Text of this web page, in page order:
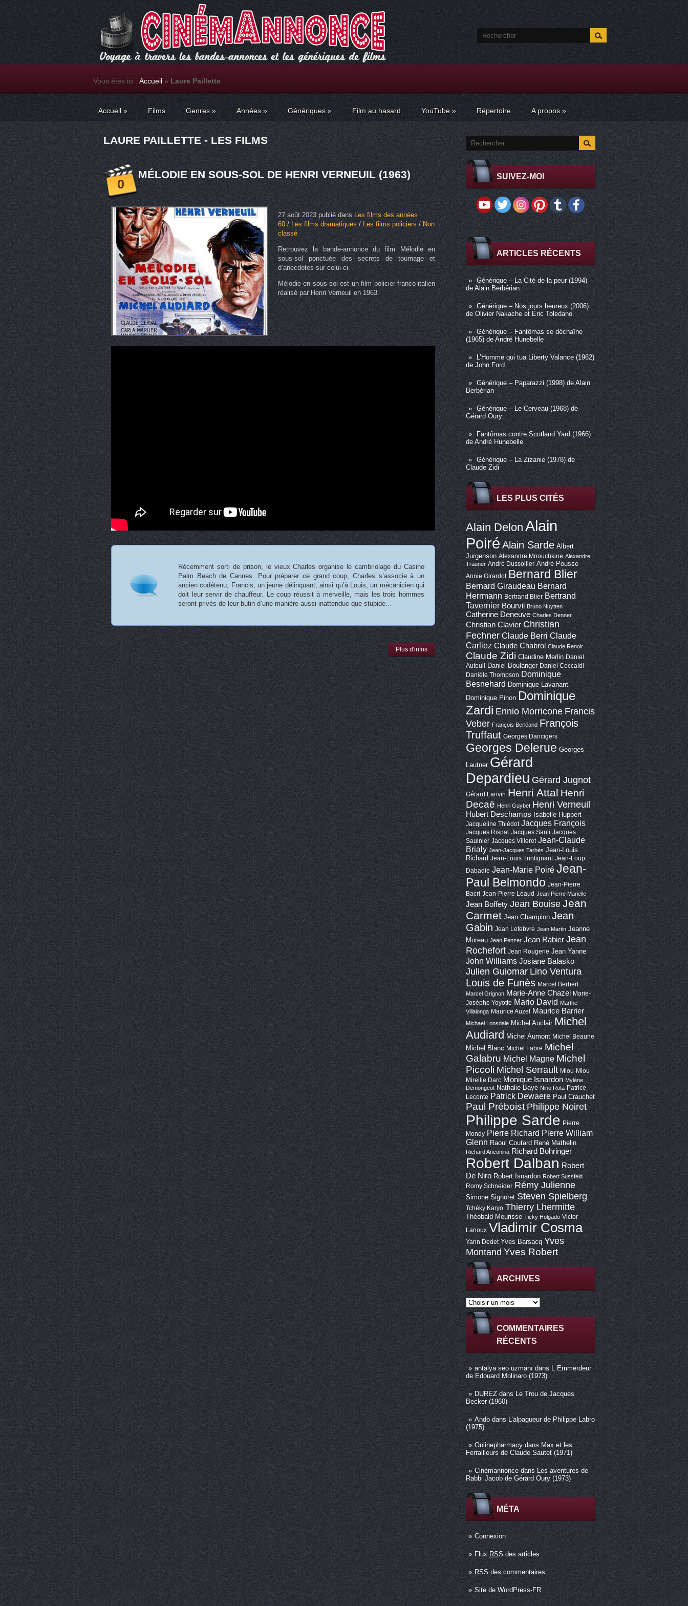
Vous êtes ici : Accueil » Laure Paillette
Accueil » Films Genres» Années » Génériques » Film au hasard YouTube » Répertoire A propos »
SUIVEZ-MOI
ARTICLES RÉCENTS
Générique – La Cité de la peur (1994)
de Alain Berbérian
Générique – Nos jours heureux (2006)
de Olivier Nakache et Éric Toledano
Générique – Fantômas se déchaîne
(1965) de André Hunebelle
L’Homme qui tua Liberty Valance (1962)
de John Ford
Générique – Paparazzi (1998) de Alain
Berbérian
Générique – Le Cerveau (1968) de
Gérard Oury
Fantômas contre Scotland Yard (1966)
de André Hunebelle
Générique – La Zizanie (1978) de
Claude Zidi
LES PLUS CITÉS
Alain DelonAlain
Poiré Alain Sarde Albert
Jurgenson Alexandre Mnouchkine Alexandre
Trauner André Dussollier André Pousse
Annie Girardot Bernard Blier
Bernard Giraudeau Bernard
Herrmann Bertrand Blier Bertrand
Tavernier Bourvil Bruno Nuytten
Catherine Deneuve Charles Denner
Christian Clavier Christian
Fechner Claude Berri Claude
Carliez Claude Chabrol Claude Renoir
Claude Zidi Claudine Merlin Daniel
Auteuil
Daniel Boulanger Daniel Ceccaldi
Danièle Thompson Dominique
Besnehard Dominique Lavanant
Dominique Pinon Dominique
Zardi Ennio Morricone Francis
Veber François Berléand François
Truffaut Georges Dancigers
Georges Delerue Georges
Lautner Gérard
Depardieu Gérard Jugnot
Gérard Lanvin Henri Attal Henri
Decaë Henri Guybet Henri Verneuil
Hubert Deschamps Isabelle Huppert
Jacqueline Thiédot Jacques François
Jacques Rispal Jacques Santi Jacques
Saulnier Jacques Villeret Jean-Claude
Brialy Jean-Jacques Tarbès Jean-Louis
Richard Jean-Louis Trintignant Jean-Loup
Dabadie Jean-Marie Poiré Jean-
Paul Belmondo Jean-Pierre
Bacri Jean-Pierre Léaud Jean-Pierre Marielle
Jean Boffety Jean BouiseJean
Carmet Jean Champion Jean
Gabin Jean Lefebvre Jean Martin Jeanne
Moreau Jean Penzer Jean Rabier Jean
Rochefort Jean Rougerie Jean Yanne
John Williams Josiane Balasko
Julien Guiomar Lino Ventura
Louis de Funès Marcel Berbert
Marcel Grignon Marie-Anne Chazel
Marie-
Josèphe Yoyotte Mario David Marthe
Villalonga Maurice Auzel Maurice Barrier
Michael Lonsdale Michel Auclair Michel
Audiard Michel Aumont Michel Beaune
Michel Blanc Michel Fabre Michel
Galabru Michel Magne Michel
Piccoli Michel Serrault Miou-Miou
Mireille Darc Monique Isnardon Mylène
Demongeot Nathalie Baye Nino Rota Patrice
Leconte Patrick Dewaere Paul Crauchet
Paul Préboist Philippe Noiret
Philippe Sarde Pierre
Mondy Pierre Richard Pierre William
Glenn Raoul Coutard René Mathelin
Richard Anconina Richard Bohringer
Robert Dalban Robert
De Niro Robert Isnardon Robert Sussfeld
Romy Schneider Rémy Julienne
Simone Signoret Steven Spielberg
Tchéky Karyo Thierry Lhermitte
Théobald Meurisse Ticky Holgado Victor
Lanoux Vladimir Cosma
Yann Dedet Yves Barsacq Yves
Montand Yves Robert
ARCHIVES
COMMENTAIRES
RÉCENTS
antalya seo uzmanıdans L Emmerdeur
de Edouard Molinaro (1973)
DUREZdans Le Trou de Jacques
Becker (1960)
Andodans L’alpagueur de Philippe Labro
(1975)
Onlinepharmacy dansMax et les
Ferrailleurs de Claude Sautet (1971)
Cinémannonce dansLes aventures de
Rabbi Jacob de Gérard Oury (1973)
MÉTA
Connexion
Flux RSS des articles
RSSdes commentaires
Site de WordPress-FR
LAURE PAILLETTE - LES FILMS
0
MÉLODIE EN SOUS-SOL DE HENRI VERNEUIL (1963)
27 août 2023 publié dans Les films des années
60/ Les films dramatiques / Les films policiers / Non
classé
Retrouvez la bande-annonce du film Mélodie en
sous-sol ponctuée des secrets de tournage et
d’anecdotes sur celui-ci.
Mélodie en sous-sol est un film policier franco-italien
réalisé par Henri Verneuil en 1963.
Récemment sorti de prison, le vieux Charles organise le cambriolage du Casino
Palm Beach de Cannes. Pour préparer ce grand coup, Charles s’associe à un
ancien codétenu, Francis, un jeune délinquant, ainsi qu’à Louis, un mécanicien qui
doit leur servir de chauffeur. Le coup réussit à merveille, mais les trois hommes
seront privés de leur butin d’une manière aussi inattendue que stupide…
Plus d'infos